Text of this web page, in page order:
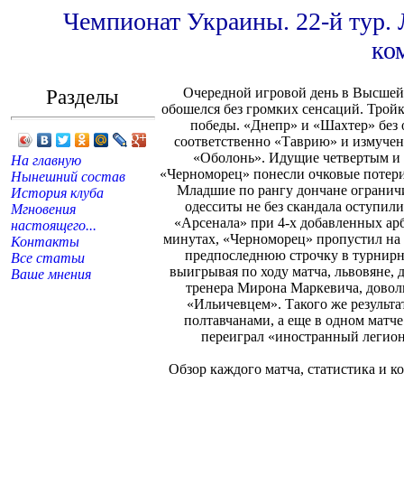
Чемпионат Украины. 22-й тур.
Разделы
На главную
Нынешний состав
История клуба
Мгновения
настоящего...
Контакты
Все статьи
Ваше мнения
Очередной игровой день в
обошелся без громких сенсаций.
победы. «Днепр» и «Шахтер» без
соответственно «Таврию» и
«Оболонь». Идущие четвертым
«Черноморец» понесли очковые
Младшие по рангу дончане
одесситы не без скандала
«Арсенала» при 4-х добавленных
минутах, «Черноморец» пропустил
предпоследнюю строчку в
выигрывая по ходу матча, львовяне,
тренера Мирона Маркевича,
«Ильичевцем». Такого же
полтавчанами, а еще в одном
переиграл «иностранный
Обзор каждого матча, статистика и